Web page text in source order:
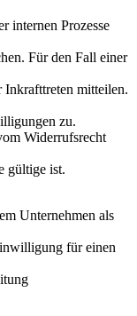
internen Prozesse
Für den Fall einer
Inkrafttreten mitteilen.
zu.
Widerrufsrecht
gültige ist.
Unternehmen als
für einen